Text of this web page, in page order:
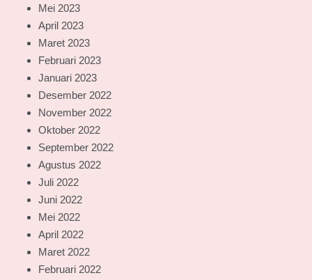
Mei 2023
April 2023
Maret 2023
Februari 2023
Januari 2023
Desember 2022
November 2022
Oktober 2022
September 2022
Agustus 2022
Juli 2022
Juni 2022
Mei 2022
April 2022
Maret 2022
Februari 2022